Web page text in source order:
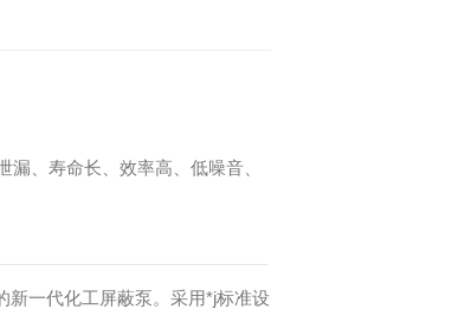
、寿命长、效率高、低噪音、
新一代化工屏蔽泵。采用*j标准设